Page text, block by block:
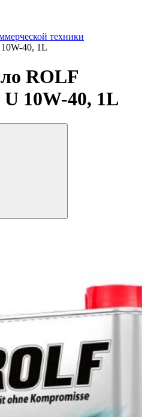
техники
40, 1L
ROLF
10W-40, 1L